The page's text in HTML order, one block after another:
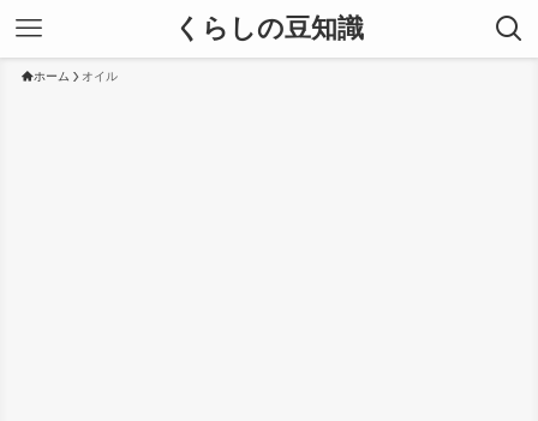
くらしの豆知識
ホーム オイル